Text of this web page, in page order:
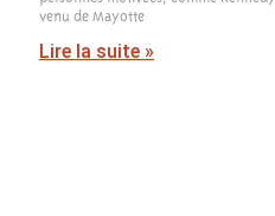
venu de Mayotte
Lire la suite »